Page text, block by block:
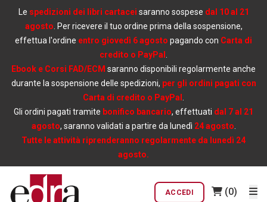
Le spedizioni dei libri cartacei saranno sospese dal 10 al 21
agosto . Per ricevere il tuo ordine prima della sospensione,
effettua l'ordine entro giovedì 6 agosto pagando con Carta di
credito o PayPal
Ebook e Corsi FAD/ECM saranno disponibili regolarmente anche
durante la sospensione delle spedizioni, per gli ordini pagati con
Carta di credito o PayPal
Gli ordini pagati tramite bonifico bancario, effettuati dal 7 al 21
agosto, saranno validati a partire da lunedì 24 agosto
Tutte le attività riprenderanno regolarmente da lunedì 24
agosto.
ACCEDI (0)